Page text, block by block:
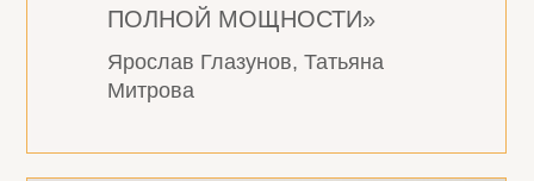
ПОЛНОЙ МОЩНОСТИ»
Ярослав Глазунов, Татьяна
Митрова